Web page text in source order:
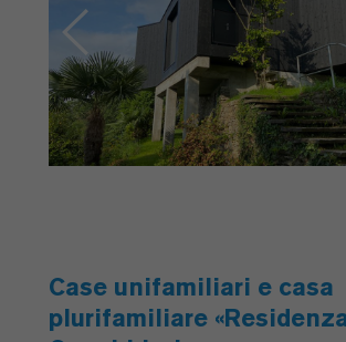
Case unifamiliari e casa
plurifamiliare